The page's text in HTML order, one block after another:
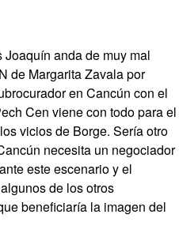
anda de muy mal
de Margarita Zavala por
en Cancún con el
Cen viene con todo para el
vicios de Borge. Sería otro
necesita un negociador
este escenario y el
de los otros
beneficiaría la imagen del